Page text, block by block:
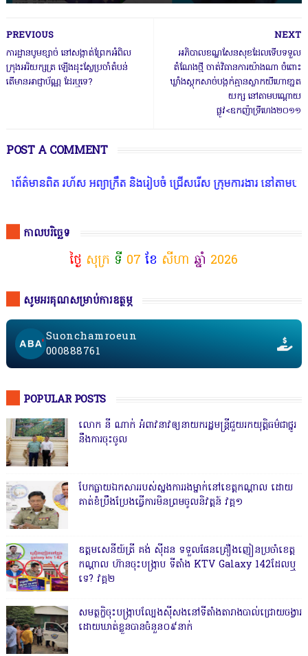
NEXT
អភិបាលខណ្ឌសែនសុខដែលទើបទទួល
តំណែងថ្មី ចាត់វិធានការយ៉ាងណា ចំពោះ
ឃ្លាំងស្តុកសាច់បង្កក់គ្មានស្លាកយីហោខា្នត
យក្ស នៅតាមបណ្តោយ
ផ្លូវ<ឧកញ៉ាទ្រីហេង២០១១
PREVIOUS
ការដ្ឋានបូមខ្សាច់ នៅសង្កាត់ព្រែកអំពិល
ក្រុងអរិយក្សត្រ ឡើងដុះស្លែប្រចាំតំបន់
តើមានអាជ្ញាប័ណ្ណ ដែរឬទេ?
POST A COMMENT
អព្យាក្រឹត និងរៀបចំ ជ្រើសរើស ក្រុមការងារ នៅតាមបណ្តាលរាជធានី
កាលបរិច្ឆេទ
ថ្ងៃ សុក្រ ទី 07 ខែ សីហា ឆ្នាំ 2026
សូមអរគុណសម្រាប់ការឧត្ថម្ភ
Suonchamroeun
000888761
POPULAR POSTS
លោក នី ណាក់ អំពាវនាវឲ្យនាយករដ្ឋមន្ត្រីជួយរកយុត្តិធម៌ជាថ្នូរ
នឹងការចុះចូល
បែកធ្លាយឯកសាររបស់ស្នងការរងម្នាក់នៅខេត្តកណ្ដាល ដោយ
គាត់ខំប្រឹងប្រែងធ្វើការមិនព្រមចូលនិវត្តន៍ វគ្គ១
ឧត្តមសេនីយ៍ត្រី គង់ ស៊ីដន ទទួលផែនគ្រឿងញៀនប្រចាំខេត្ត
កណ្តាល ហ៊ានចុះបង្ក្រាប ទីតាំង KTV Galaxy 142ដែលឬ
ទេ? វគ្គ២
សមត្ថកិ្ចចុះបង្ក្រាបល្បែងស៊ីសងនៅទីតាំងតារាងបាល់ជ្រោយចង្វារ
ដោយឃាត់ខ្លួនបានចំនួន០៩នាក់